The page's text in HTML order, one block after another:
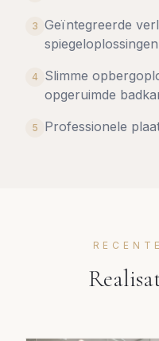
3 Geïntegreerde
spiegeloplossingen
4
Slimme
opgeruimde
5 Professionele